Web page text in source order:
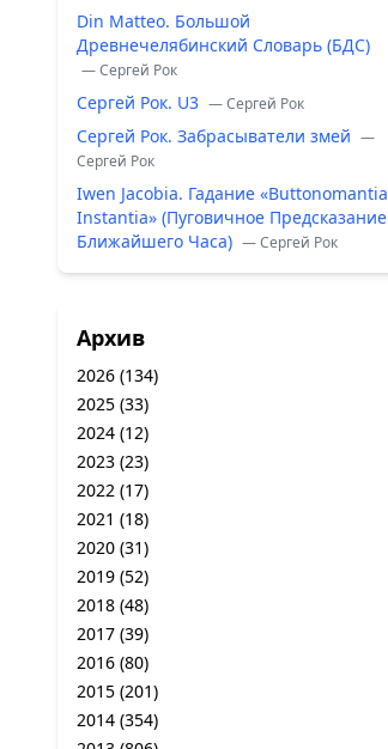
Din Matteo. Большой
Древнечелябинский Словарь (БДС)
— Сергей Рок
Сергей Рок. U3 — Сергей Рок
Сергей Рок. Забрасыватели змей —
Сергей Рок
Iwen Jacobia. Гадание «Buttonomantia
Instantia» (Пуговичное Предсказание
Ближайшего Часа) — Сергей Рок
Архив
2026 (134)
2025 (33)
2024 (12)
2023 (23)
2022 (17)
2021 (18)
2020 (31)
2019 (52)
2018 (48)
2017 (39)
2016 (80)
2015 (201)
2014 (354)